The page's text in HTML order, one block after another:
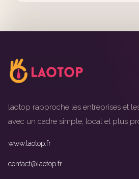
laotop rapproche les entreprises et
avec un cadre simple, local et plus
www.laotop.fr
contact@laotop.fr